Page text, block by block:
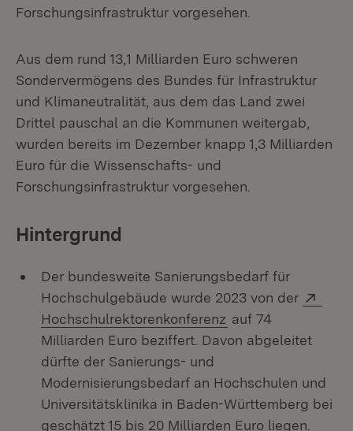
Forschungsinfrastruktur vorgesehen.
Aus dem rund 13,1 Milliarden Euro schweren
Sondervermögens des Bundes für Infrastruktur
und Klimaneutralität, aus dem das Land zwei
Drittel pauschal an die Kommunen weitergab,
wurden bereits im Dezember knapp 1,3 Milliarden
Euro für die Wissenschafts- und
Forschungsinfrastruktur vorgesehen.
Hintergrund
Der bundesweite Sanierungsbedarf für
Hochschulgebäude wurde 2023 von der
Hochschulrektorenkonferenz (Öffnet in neuem
auf 74
Milliarden Euro beziffert. Davon abgeleitet
dürfte der Sanierungs- und
Modernisierungsbedarf an Hochschulen und
Universitätsklinika in Baden-Württemberg bei
geschätzt 15 bis 20 Milliarden Euro liegen.